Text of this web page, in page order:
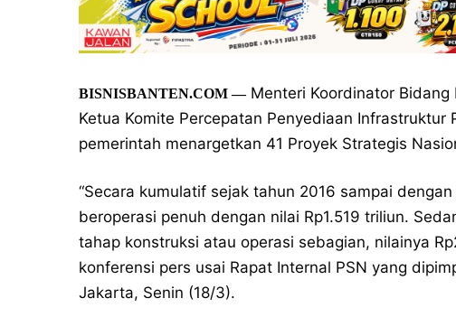
BISNISBANTEN.COM—Menteri Koordinator Bidang
Ketua Komite Percepatan Penyediaan Infrastruktur
pemerintah menargetkan 41 Proyek Strategis
“Secara kumulatif sejak tahun 2016 sampai
beroperasi penuh dengan nilai Rp1.519 triliun.
tahap konstruksi atau operasi sebagian, nilainya
konferensi pers usai Rapat Internal PSN yang
Jakarta, Senin (18/3).